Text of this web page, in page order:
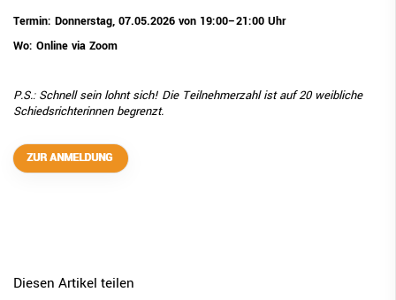
Termin: Donnerstag, 07.05.2026 von 19:00–21:00 Uhr
Wo: Online via Zoom
P.S.: Schnell sein lohnt sich! Die Teilnehmerzahl ist auf 20 weibliche
Schiedsrichterinnen begrenzt.
ZUR ANMELDUNG
Diesen Artikel teilen